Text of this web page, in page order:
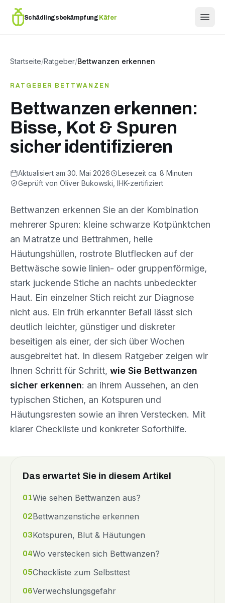
Schädlingsbekämpfung Käfer
Startseite/Ratgeber/Bettwanzen erkennen
RATGEBER BETTWANZEN
Bettwanzen erkennen:
Bisse, Kot & Spuren
sicher identifizieren
Aktualisiert am 30. Mai 2026
Lesezeit ca. 8 Minuten
Geprüft von Oliver Bukowski, IHK-zertifiziert
Bettwanzen erkennen Sie an der Kombination
mehrerer Spuren: kleine schwarze Kotpünktchen
an Matratze und Bettrahmen, helle
Häutungshüllen, rostrote Blutflecken auf der
Bettwäsche sowie linien- oder gruppenförmige,
stark juckende Stiche an nachts unbedeckter
Haut. Ein einzelner Stich reicht zur Diagnose
nicht aus. Ein früh erkannter Befall lässt sich
deutlich leichter, günstiger und diskreter
beseitigen als einer, der sich über Wochen
ausgebreitet hat. In diesem Ratgeber zeigen wir
Ihnen Schritt für Schritt, wie Sie Bettwanzen
sicher erkennen: an ihrem Aussehen, an den
typischen Stichen, an Kotspuren und
Häutungsresten sowie an ihren Verstecken. Mit
klarer Checkliste und konkreter Soforthilfe.
Das erwartet Sie in diesem Artikel
01Wie sehen Bettwanzen aus?
02Bettwanzenstiche erkennen
03Kotspuren, Blut & Häutungen
04Wo verstecken sich Bettwanzen?
05Checkliste zum Selbsttest
06Verwechslungsgefahr